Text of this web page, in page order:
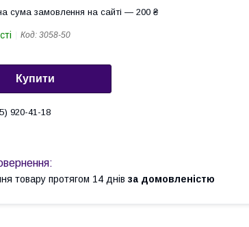
сума замовлення на сайті — 200 ₴
Код: 3058-50
Купити
920-41-18
товару протягом 14 днів за домовленістю